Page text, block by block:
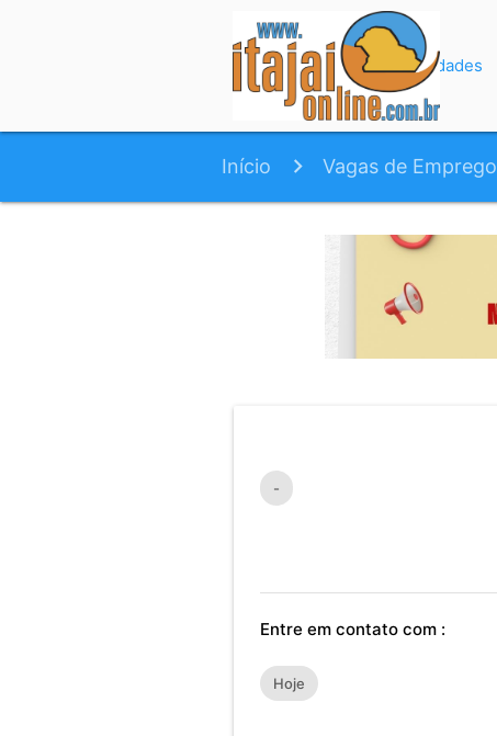
Início Variedades
Início Vagas de Emprego
-
Entre em contato com :
Hoje